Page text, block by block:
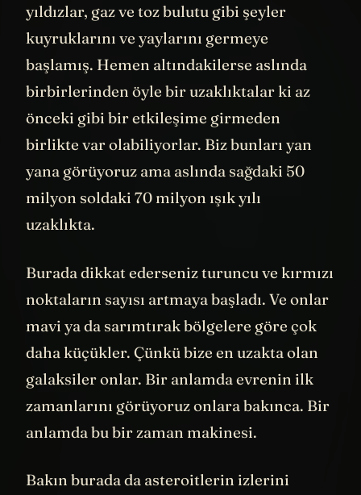
birleşmeye başlamış. O galaksilerdeki
yıldızlar, gaz ve toz bulutu gibi şeyler
kuyruklarını ve yaylarını germeye
başlamış. Hemen altındakilerse aslında
birbirlerinden öyle bir uzaklıktalar ki az
önceki gibi bir etkileşime girmeden
birlikte var olabiliyorlar. Biz bunları yan
yana görüyoruz ama aslında sağdaki 50
milyon soldaki 70 milyon ışık yılı
Burada dikkat ederseniz turuncu ve kırmızı
noktaların sayısı artmaya başladı. Ve onlar
mavi ya da sarımtırak bölgelere göre çok
daha küçükler. Çünkü bize en uzakta olan
galaksiler onlar. Bir anlamda evrenin ilk
zamanlarını görüyoruz onlara bakınca. Bir